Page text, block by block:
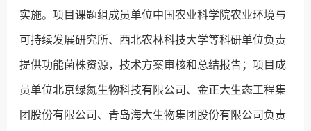
实施。项目课题组成员单位中国农业科学院农业环境与
可持续发展研究所、西北农林科技大学等科研单位负责
提供功能菌株资源，技术方案审核和总结报告；项目成
员单位北京绿氮生物科技有限公司、金正大生态工程集
团股份有限公司、青岛海大生物集团股份有限公司负责